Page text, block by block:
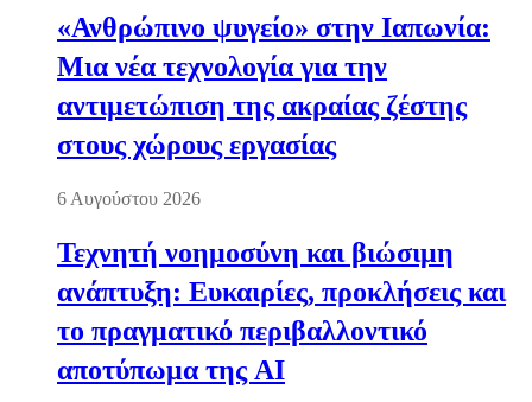
«Ανθρώπινο ψυγείο» στην Ιαπωνία:
Μια νέα τεχνολογία για την
αντιμετώπιση της ακραίας ζέστης
στους χώρους εργασίας
6 Αυγούστου 2026
Τεχνητή νοημοσύνη και βιώσιμη
ανάπτυξη: Ευκαιρίες, προκλήσεις και
το πραγματικό περιβαλλοντικό
αποτύπωμα της AI